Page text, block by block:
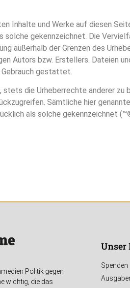
Inhalte und Werke auf diesen
gekennzeichnet. Die
außerhalb der Grenzen des
Autors bzw. Erstellers. Dateien
gestattet.
stets die Urheberrechte anderer zu
Sämtliche hier
als solche gekennzeichnet
Politik gegen
wichtig, die das
Unser
Spenden